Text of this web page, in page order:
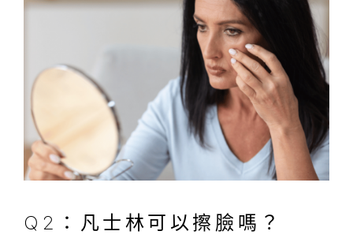
Q2：凡士林可以擦臉嗎？